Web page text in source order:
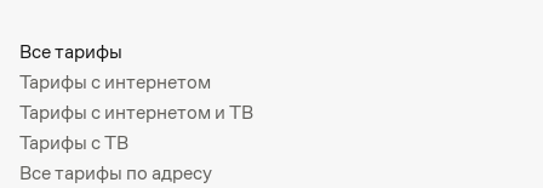
Все тарифы
Тарифы с интернетом
Тарифы с интернетом и ТВ
Тарифы с ТВ
Все тарифы по адресу